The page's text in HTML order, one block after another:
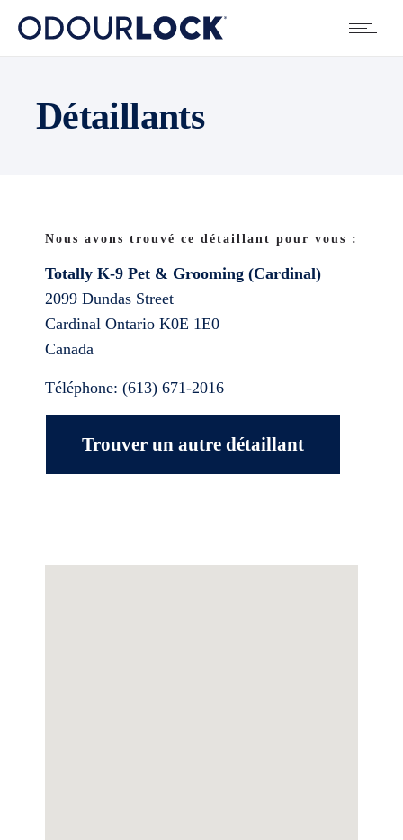
Détaillants
Nous avons trouvé ce détaillant pour vous :
Totally K-9 Pet & Grooming (Cardinal)
2099 Dundas Street
Cardinal Ontario K0E 1E0
Canada
Téléphone: (613) 671-2016
Trouver un autre détaillant